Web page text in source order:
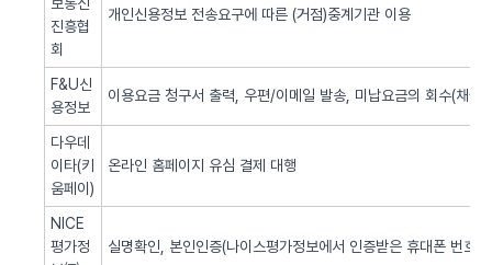
진흥협
회
개인신용정보 전송요구에 따른 (거점)중계기관 이용
F&U신
용정보
이용요금 청구서 출력, 우편/이메일 발송, 미납요금의 회수(채권
다우데
이타(키
움페이)
온라인 홈페이지 유심 결제 대행
NICE
평가정
실명확인, 본인인증(나이스평가정보에서 인증받은 휴대폰 번호